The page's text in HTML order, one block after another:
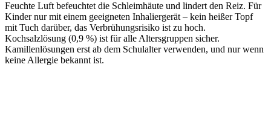
Feuchte Luft befeuchtet die Schleimhäute und lindert den Reiz. Für
Kinder nur mit einem geeigneten Inhaliergerät – kein heißer Topf
mit Tuch darüber, das Verbrühungsrisiko ist zu hoch.
Kochsalzlösung (0,9 %) ist für alle Altersgruppen sicher.
Kamillenlösungen erst ab dem Schulalter verwenden, und nur wenn
keine Allergie bekannt ist.